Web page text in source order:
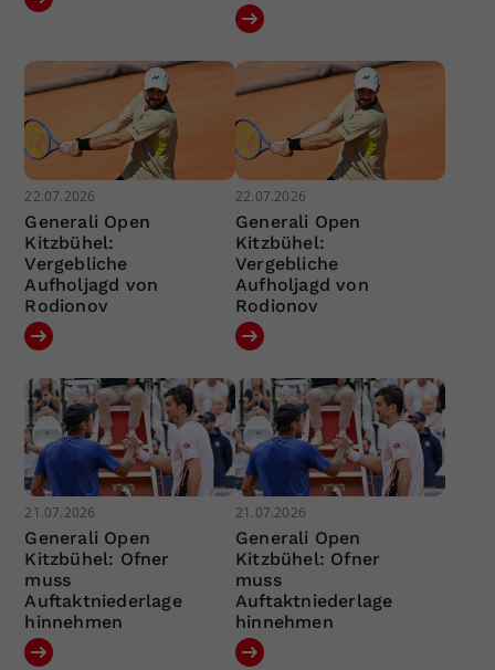
22.07.2026
Generali Open
Kitzbühel:
Vergebliche
Aufholjagd von
Rodionov
22.07.2026
Generali Open
Kitzbühel:
Vergebliche
Aufholjagd von
Rodionov
21.07.2026
Generali Open
Kitzbühel: Ofner
muss
Auftaktniederlage
hinnehmen
21.07.2026
Generali Open
Kitzbühel: Ofner
muss
Auftaktniederlage
hinnehmen